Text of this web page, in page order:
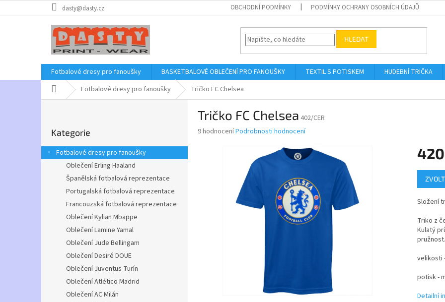
na
dasty@dasty.cz OBCHODNÍ PODMÍNKY PODMÍNKY OCHRANY OSOBNÍCH ÚDAJŮ
HLEDAT
Fotbalové dresy pro fanoušky BASKETBALOVÉ OBLEČENÍ PRO FANOUŠKY TEXTIL S POTISKEM HUDEBNÍ TRIČKA
Domů Fotbalové dresy pro fanoušky Tričko FC Chelsea
r
a
kategorie
Kategorie
Fotbalové dresy pro fanoušky
Oblečení Erling Haaland
Španělská fotbalová reprezentace
Portugalská fotbalová reprezentace
Francouzská fotbalová reprezentace
Oblečení Kylian Mbappe
Oblečení Lamine Yamal
Oblečení Jude Bellingam
Oblečení Desiré DOUE
Oblečení Juventus Turín
Oblečení Atlético Madrid
Oblečení AC Milán
Tričko FC Chelsea 402/CER
Průměrné
9 hodnoceníPodrobnosti hodnocení
Měrná
cena:
Složení
Triko z
Kulatý
velikosti
potisk -
Detailní